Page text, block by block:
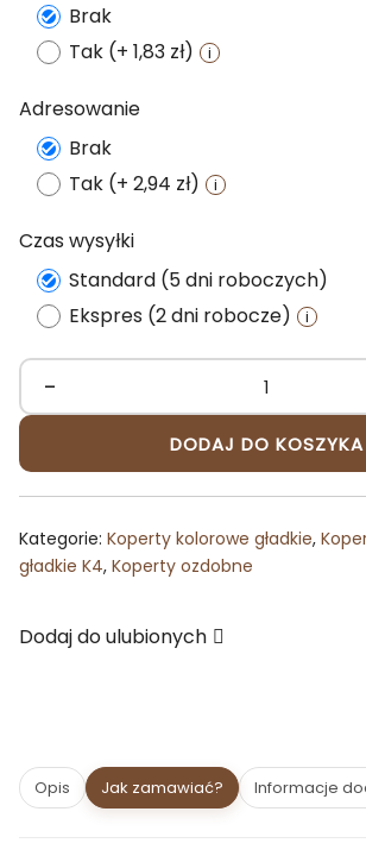
Brak
Tak (+ 1,83 zł)
Adresowanie
Brak
Tak (+ 2,94 zł)
Czas wysyłki
Standard (5 dni roboczych)
Ekspres (2 dni robocze)
-
ilość
ozdobna
matowa
DODAJ DO KOSZYKA
Kategorie: Koperty kolorowe gładkie,
gładkie K4, Koperty ozdobne
Dodaj do ulubionych
Opis Jak zamawiać? Informacje